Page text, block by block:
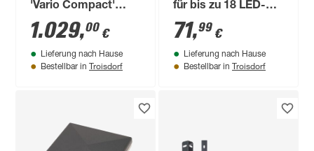
'Vario Compact'
anthrazit 360 x 120
cm
1.029,00 €
Lieferung nach Hause
Bestellbar in Troisdorf
für bis zu 18 LED-
Pfostenkappen
71,99 €
Lieferung nach Hause
Bestellbar in Troisdorf